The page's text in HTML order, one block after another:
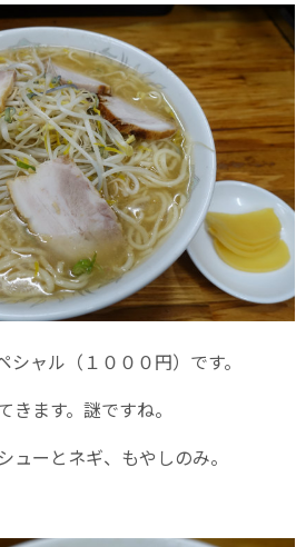
ャル（１０００円）です。
ます。謎ですね。
ューとネギ、もやしのみ。